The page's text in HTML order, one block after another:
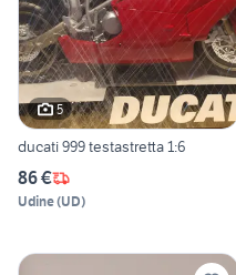
5
ducati 999 testastretta 1:6
86 €
Udine(UD)